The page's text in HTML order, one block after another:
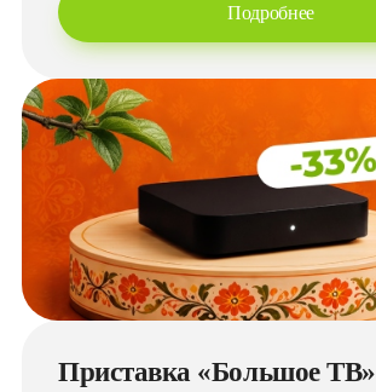
Подробнее
Приставка «Большое ТВ»